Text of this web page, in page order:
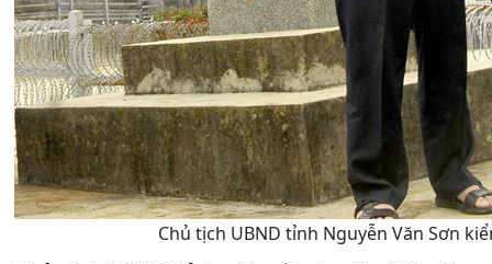
Chủ tịch UBND tỉnh Nguyễn Văn Sơn